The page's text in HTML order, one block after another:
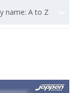
name: A to Z